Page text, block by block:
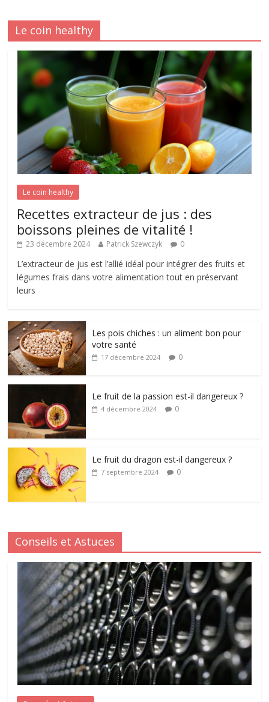
Le coin healthy
Le coin healthy
Recettes extracteur de jus : des
boissons pleines de vitalité !
23 décembre 2024 Patrick Szewczyk 0
L’extracteur de jus est l’allié idéal pour intégrer des fruits et
légumes frais dans votre alimentation tout en préservant
leurs
Les pois chiches : un aliment bon pour
votre santé
17 décembre 2024 0
Le fruit de la passion est-il dangereux ?
4 décembre 2024 0
Le fruit du dragon est-il dangereux ?
7 septembre 2024 0
Conseils et Astuces